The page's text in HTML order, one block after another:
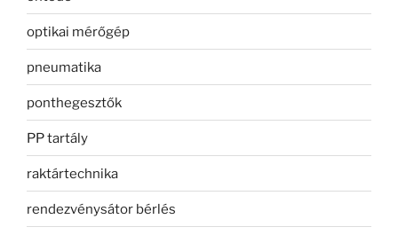
optikai mérőgép
pneumatika
ponthegesztők
PP tartály
raktártechnika
rendezvénysátor bérlés